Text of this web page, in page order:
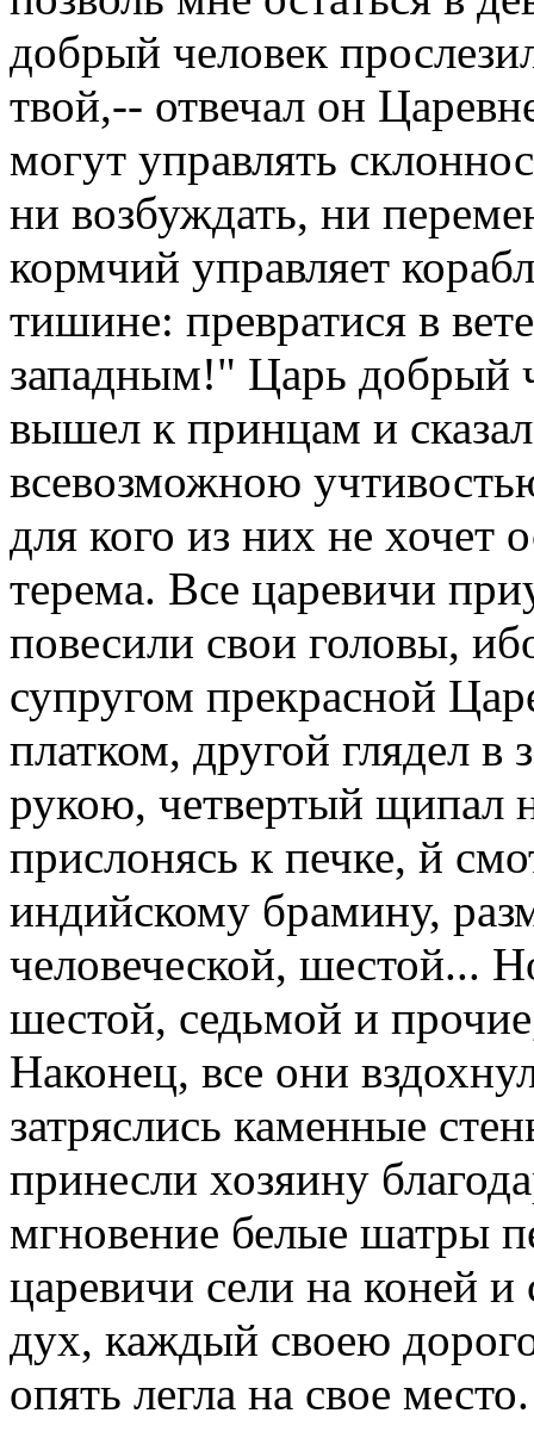
добрый человек
твой,-- отвечал он
могут управлять
ни возбуждать, ни
кормчий управляет
тишине: превратися в
западным!" Царь добрый
вышел к принцам и
всевозможною
для кого из них не хочет
терема. Все царевичи
повесили свои головы,
супругом прекрасной
платком, другой глядел в
рукою, четвертый щипал
прислонясь к печке, й
индийскому брамину,
человеческой, шестой...
шестой, седьмой и
Наконец, все они
затряслись каменные
принесли хозяину
мгновение белые шатры
царевичи сели на коней и
дух, каждый своею
опять легла на свое место.